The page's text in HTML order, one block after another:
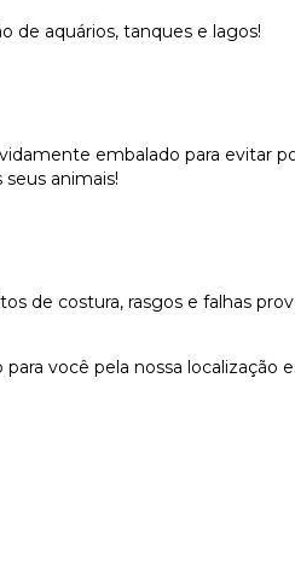
de aquários, tanques e lagos!
embalado para evitar
animais!
de costura, rasgos e falhas
você pela nossa localização